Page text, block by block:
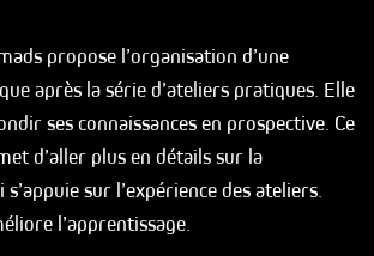
propose l’organisation d’une
après la série d’ateliers pratiques. Elle
ses connaissances en prospective. Ce
d’aller plus en détails sur la
sur l’expérience des ateliers.
l’apprentissage.